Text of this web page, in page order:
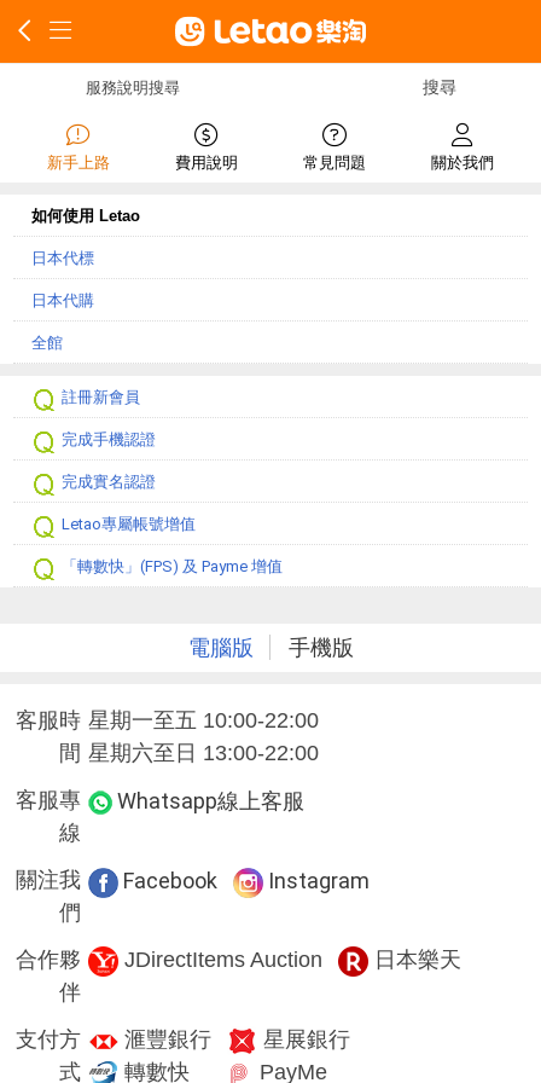
服務說明搜尋
新手上路 費用說明 常見問題 關於我們
如何使用 Letao
日本代標
日本代購
全館
註冊新會員
完成手機認證
完成實名認證
Letao專屬帳號增值
「轉數快」(FPS) 及 Payme 增值
電腦版 手機版
客服時
間
星期一至五 10:00-22:00
星期六至日 13:00-22:00
客服專
線
Whatsapp線上客服
關注我
們
Facebook Instagram
合作夥
伴
JDirectItems Auction 日本樂天
支付方
式
滙豐銀行
星展銀行
轉數快
PayMe